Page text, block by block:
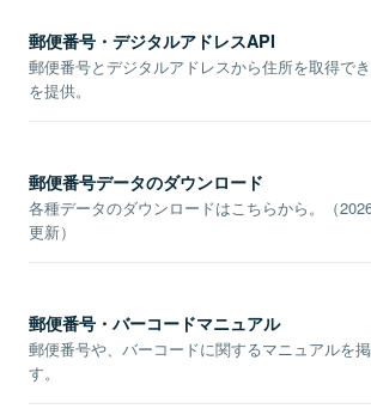
郵便番号・デジタルアドレスAPI
郵便番号とデジタルアドレスから住所を取得で
を提供。
郵便番号データのダウンロード
各種データのダウンロードはこちらから。（
更新）
郵便番号・バーコードマニュアル
郵便番号や、バーコードに関するマニュアルを
す。